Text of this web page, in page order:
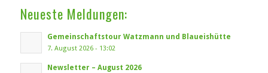
Neueste Meldungen:
Gemeinschaftstour Watzmann und Blaueishütte
7. August 2026 - 13:02
Newsletter – August 2026